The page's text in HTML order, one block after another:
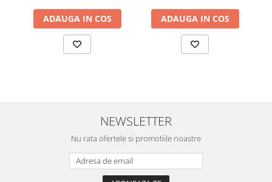
ADAUGA IN COS ADAUGA IN COS
NEWSLETTER
Nu rata ofertele si promotiile noastre